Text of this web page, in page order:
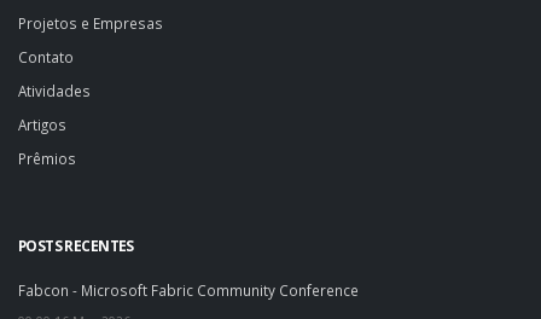
Projetos e Empresas
Contato
Atividades
Artigos
Prêmios
POSTS RECENTES
Fabcon - Microsoft Fabric Community Conference